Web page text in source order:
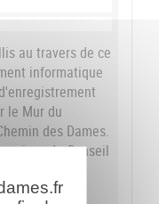
au travers de ce
informatique
le Mur du
des Dames.
du Conseil
à la loi
1978, nous